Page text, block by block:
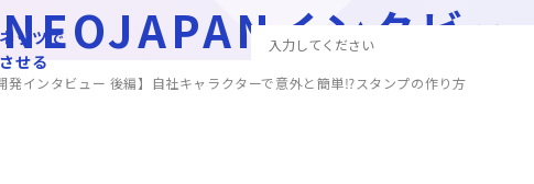
ッツで
せる
NEOJAPANインタビュー
開発インタビュー 後編】自社キャラクターで意外と簡単⁉スタンプの作り方